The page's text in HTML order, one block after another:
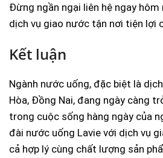
Đừng ngần ngại liên hệ ngay
dịch vụ giao nước tận nơi tiện lợi
Kết luận
Ngành nước uống, đặc biệt là
Hòa, Đồng Nai, đang ngày càng
trong cuộc sống hàng ngày của
đài nước uống Lavie với dịch vụ
cả hợp lý cùng chất lượng sản